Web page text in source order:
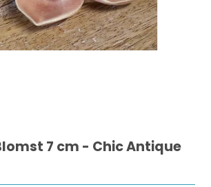
7 cm - Chic Antique